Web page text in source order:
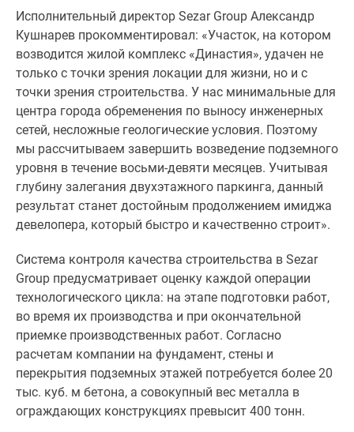
Студии
комнатные
комнатные
Квартиры
карте
Ипотечный
калькулятор
Семейная
ипотека
Военная
ипотека
Банки
программы
Медиа
Новости
недвижимости
Исполнительный директор Sezar Group Александр
Кушнарев прокомментировал: «Участок, на котором
возводится жилой комплекс «Династия», удачен не
только с точки зрения локации для жизни, но и с
точки зрения строительства. У нас минимальные для
центра города обременения по выносу инженерных
сетей, несложные геологические условия. Поэтому
мы рассчитываем завершить возведение подземного
уровня в течение восьми-девяти месяцев. Учитывая
глубину залегания двухэтажного паркинга, данный
результат станет достойным продолжением имиджа
девелопера, который быстро и качественно строит».
Система контроля качества строительства в Sezar
Group предусматривает оценку каждой операции
технологического цикла: на этапе подготовки работ,
во время их производства и при окончательной
приемке производственных работ. Согласно
расчетам компании на фундамент, стены и
перекрытия подземных этажей потребуется более 20
тыс. куб. м бетона, а совокупный вес металла в
ограждающих конструкциях превысит 400 тонн.